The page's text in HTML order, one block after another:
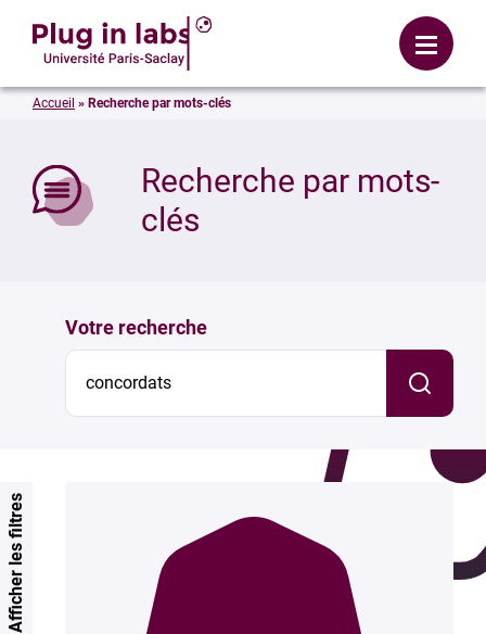
Menu
Recherche par mots-
clés
Accueil » Recherche par mots-clés
Votre recherche
Afficher les filtres